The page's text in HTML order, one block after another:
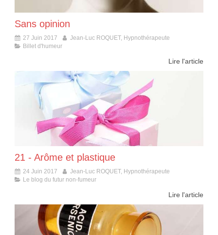
Sans opinion
27 Juin 2017
Jean-Luc ROQUET, Hypnothérapeute
Billet d'humeur
Lire l'article
21 - Arôme et plastique
24 Juin 2017
Jean-Luc ROQUET, Hypnothérapeute
Le blog du futur non-fumeur
Lire l'article